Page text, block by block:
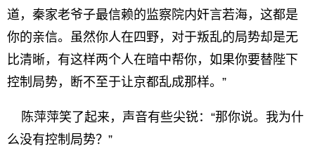
道，秦家老爷子最信赖的监察院内奸言若海，这都是
你的亲信。虽然你人在四野，对于叛乱的局势却是无
比清晰，有这样两个人在暗中帮你，如果你要替陛下
控制局势，断不至于让京都乱成那样。”
陈萍萍笑了起来，声音有些尖锐：“那你说。我为什
么没有控制局势？”